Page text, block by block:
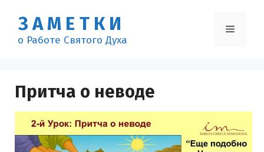
содержимому
ЗАМЕТКИ
о Работе Святого Духа
Меню
Притча о неводе